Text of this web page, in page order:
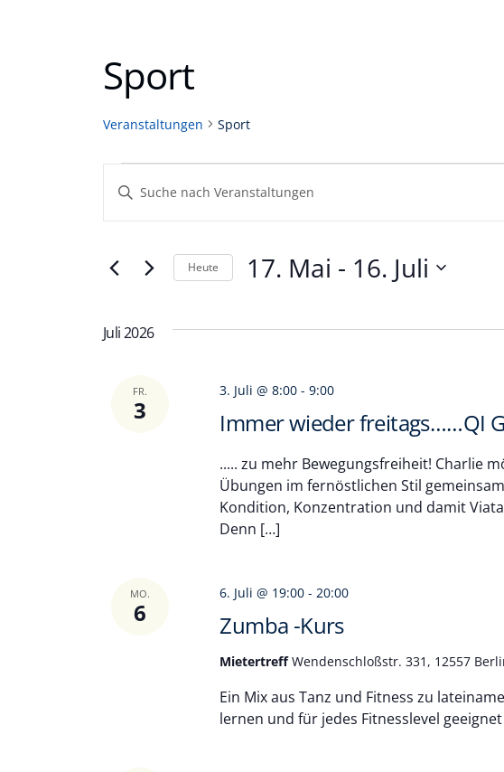
Sport
Veranstaltungen Sport
Veranstaltungen
Veranstaltungen
Such-
und
Ansichtennavigation
Geben
Schlüsselwort.
Suche
Schlüsselwort.
Heute 17. Mai - 16. Juli
Juli 2026
FR.
3 Immer wieder freitags……QI
3. Juli @ 8:00 -9:00
..... zu mehr Bewegungsfreiheit! Charlie
Übungen im fernöstlichen Stil
Kondition, Konzentration und damit
Denn […]
MO.
6 Zumba -Kurs
6. Juli @ 19:00 -20:00
MietertreffWendenschloßstr. 331, 12557
Ein Mix aus Tanz und Fitness zu
lernen und für jedes Fitnesslevel geeignet